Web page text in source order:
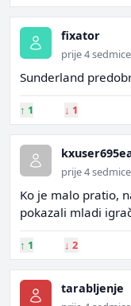
fixator
prije 4 sedmice
Sunderland
↑ 1 ↓ 1
prije 4 sedmice
Ko je malo pratio,
pokazali mladi
↑ 1 ↓ 2
tarabljenje